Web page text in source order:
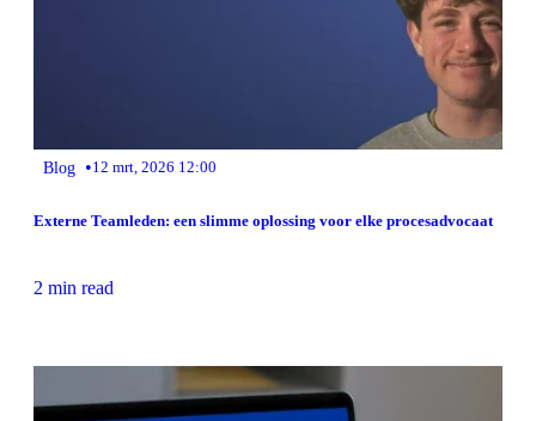
Blog •12 mrt, 2026 12:00
Externe Teamleden: een slimme oplossing voor elke procesadvocaat
2 min read